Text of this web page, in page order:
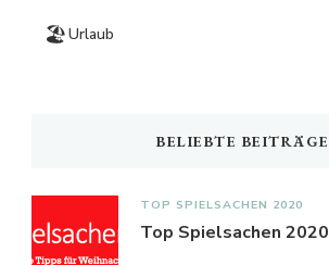
🏖️Urlaub
BELIEBTE BEITRÄGE
TOP SPIELSACHEN 2020
Top Spielsachen 2020